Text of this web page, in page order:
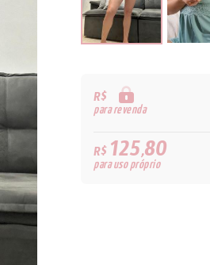
R$
para revenda
R$125,80
para uso próprio